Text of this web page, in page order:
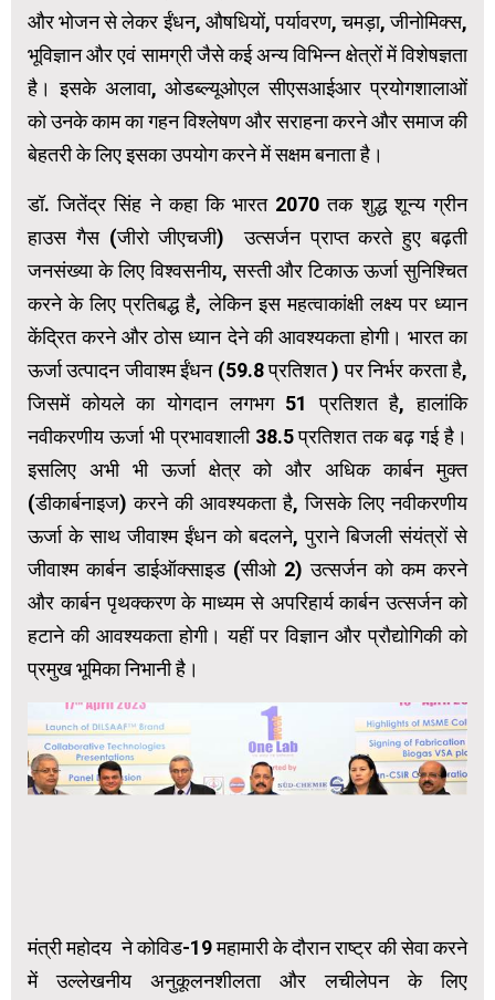
और भोजन से लेकर ईंधन, औषधियों, पर्यावरण, चमड़ा, जीनोमिक्स,
भूविज्ञान और एवं सामग्री जैसे कई अन्य विभिन्न क्षेत्रों में विशेषज्ञता
है। इसके अलावा, ओडब्ल्यूओएल सीएसआईआर प्रयोगशालाओं
को उनके काम का गहन विश्लेषण और सराहना करने और समाज की
बेहतरी के लिए इसका उपयोग करने में सक्षम बनाता है।
डॉ. जितेंद्र सिंह ने कहा कि भारत 2070 तक शुद्ध शून्य ग्रीन
हाउस गैस (जीरो जीएचजी) उत्सर्जन प्राप्त करते हुए बढ़ती
जनसंख्या के लिए विश्वसनीय, सस्ती और टिकाऊ ऊर्जा सुनिश्चित
करने के लिए प्रतिबद्ध है, लेकिन इस महत्वाकांक्षी लक्ष्य पर ध्यान
केंद्रित करने और ठोस ध्यान देने की आवश्यकता होगी। भारत का
ऊर्जा उत्पादन जीवाश्म ईंधन (59.8 प्रतिशत ) पर निर्भर करता है,
जिसमें कोयले का योगदान लगभग 51 प्रतिशत है, हालांकि
नवीकरणीय ऊर्जा भी प्रभावशाली 38.5 प्रतिशत तक बढ़ गई है।
इसलिए अभी भी ऊर्जा क्षेत्र को और अधिक कार्बन मुक्त
(डीकार्बनाइज) करने की आवश्यकता है, जिसके लिए नवीकरणीय
ऊर्जा के साथ जीवाश्म ईंधन को बदलने, पुराने बिजली संयंत्रों से
जीवाश्म कार्बन डाईऑक्साइड (सीओ 2) उत्सर्जन को कम करने
और कार्बन पृथक्करण के माध्यम से अपरिहार्य कार्बन उत्सर्जन को
हटाने की आवश्यकता होगी। यहीं पर विज्ञान और प्रौद्योगिकी को
प्रमुख भूमिका निभानी है।
मंत्री महोदय ने कोविड-19 महामारी के दौरान राष्ट्र की सेवा करने
में उल्लेखनीय अनुकूलनशीलता और लचीलेपन के लिए